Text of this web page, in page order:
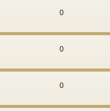
0
0
0